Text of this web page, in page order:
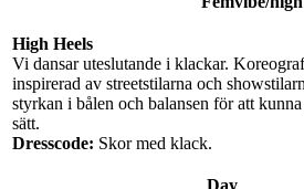
High Heels
Vi dansar uteslutande i klackar.
inspirerad av streetstilarna och
styrkan i bålen och balansen för att
sätt.
Dresscode: Skor med klack.
Day